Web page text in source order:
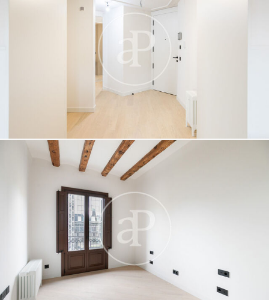
Modificar cookies
Tècniques i funcionals
Aquest lloc web utilitza cookies pròpies per recopilar
informació amb la finalitat de millorar els nostres serveis.
Si continua navegant, suposa l'acceptació de la instal·lació
de les mateixes. L'usuari té la possibilitat de configurar el
navegador podent, si així ho desitja, impedir que siguin
instal·lades al disc dur, encara que haurà de tenir en
compte que aquesta acció podrà ocasionar dificultats de
navegació de la pàgina web.
Analítiques i personalització
Permeten fer el seguiment i l'anàlisi del comportament
dels usuaris d'aquest lloc web. La informació recollida
mitjançant aquest tipus de cookies s'utilitza en el
mesurament de l'activitat del web per a l'elaboració de
perfils de navegació dels usuaris per introduir millores en
funció de l'anàlisi de les dades d'ús que fan els usuaris del
servei. Permeten desar la informació de preferència de
l'usuari per millorar la qualitat dels nostres serveis i oferir
una millor experiència a través de productes recomanats.